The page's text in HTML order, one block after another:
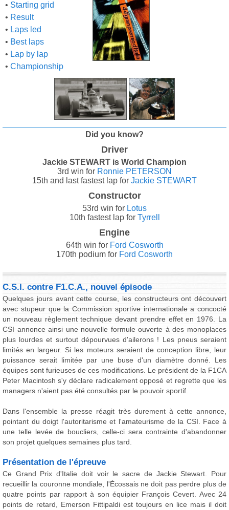
• Starting grid
• Result
• Laps led
• Best laps
• Lap by lap
• Championship
Did you know?
Driver
Jackie STEWART is World Champion
3rd win for Ronnie PETERSON
15th and last fastest lap for Jackie STEWART
Constructor
53rd win for Lotus
10th fastest lap for Tyrrell
Engine
64th win for Ford Cosworth
170th podium for Ford Cosworth
C.S.I. contre F1.C.A., nouvel épisode
Quelques jours avant cette course, les constructeurs ont découvert
avec stupeur que la Commission sportive internationale a concocté
un nouveau règlement technique devant prendre effet en 1976. La
CSI annonce ainsi une nouvelle formule ouverte à des monoplaces
plus lourdes et surtout dépourvues d'ailerons ! Les pneus seraient
limités en largeur. Si les moteurs seraient de conception libre, leur
puissance serait limitée par une buse d'un diamètre donné. Les
équipes sont furieuses de ces modifications. Le président de la F1CA
Peter Macintosh s'y déclare radicalement opposé et regrette que les
managers n'aient pas été consultés par le pouvoir sportif.
Dans l'ensemble la presse réagit très durement à cette annonce,
pointant du doigt l'autoritarisme et l'amateurisme de la CSI. Face à
une telle levée de boucliers, celle-ci sera contrainte d'abandonner
son projet quelques semaines plus tard.
Présentation de l'épreuve
Ce Grand Prix d'Italie doit voir le sacre de Jackie Stewart. Pour
recueillir la couronne mondiale, l'Écossais ne doit pas perdre plus de
quatre points par rapport à son équipier François Cevert. Avec 24
points de retard, Emerson Fittipaldi est toujours en lice mais il doit